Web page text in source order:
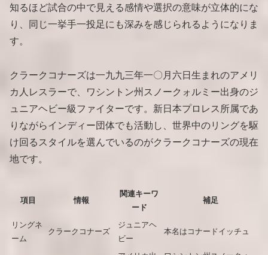
知るほど試合の中で見える感情や選択の意味が立体的にな
り、同じ一挙手一投足にも深みを感じられるようになりま
す。
クラークコナーズは一九九三年一〇月六日生まれのアメリ
カ人レスラーで、ワシントン州スノークォルミー出身のジ
ュニアヘビー級ファイターです。新日本プロレス所属であ
りながらインディー団体でも活動し、世界中のリングを駆
け回るスタイルを選んでいるのがクラークコナーズの現在
地です。
項目 情報
関連キーワ
ード
補足
リングネ
ーム
クラークコナーズ
ジュニアヘ
ビー
本名はコナードイッチュ